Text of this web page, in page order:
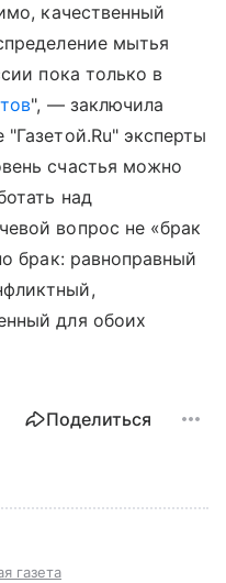
качественный
мытья
пока только в
", — заключила
эксперты
счастья можно
над
вопрос не «брак
брак: равноправный
для обоих
Поделиться
газета